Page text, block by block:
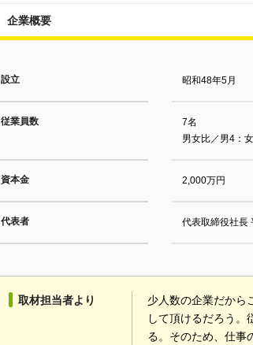
企業概要
設立 昭和48年5月
従業員数
7名
男女比／男4：
資本金 2,000万円
代表者 代表取締役社長
取材担当者より
少人数の企業だから
して頂けるだろう。
る。そのため、仕事